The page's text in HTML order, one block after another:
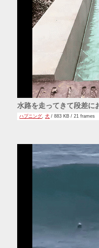
水路を走ってきて段差に
ハプニング ,犬 / 883 KB / 21 frames